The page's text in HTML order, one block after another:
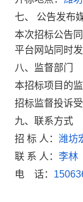
七、 公告发布
本次招标公告
平台网站同时发
八、监督部门
本招标项目的
招标监督投诉受
九、联系方式
招 标 人： 潍坊
联 系 人： 李林
电 话：